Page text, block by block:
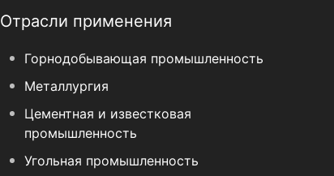
Отрасли применения
Горнодобывающая промышленность
Металлургия
Цементная и известковая
промышленность
Угольная промышленность